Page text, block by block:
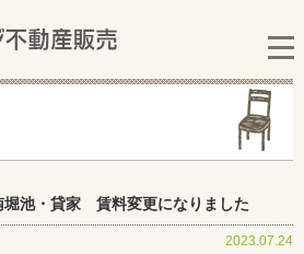
堀池・貸家 賃料変更になりました
2023.07.24